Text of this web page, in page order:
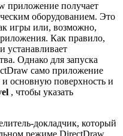
приложение получает
оборудованием. Это
игры или, возможно,
Как правило,
устанавливает
Однако для запуска
само приложение
основную поверхность и
, чтобы указать
докладчик, который